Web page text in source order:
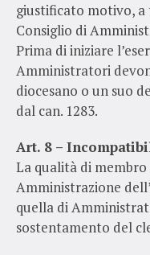
giustificato motivo, a
Consiglio di
Prima di iniziare
Amministratori
diocesano o un suo
dal can. 1283.
Art. 8 –
La qualità di
Amministrazione
quella di
sostentamento del